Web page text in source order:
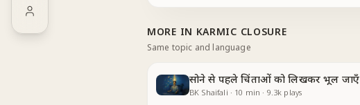
MORE IN KARMIC CLOSURE
Same topic and language
सोने से पहले चिंताओं को लिखकर भूल जाएँ
BK Shaifali · 10 min · 9.3k plays